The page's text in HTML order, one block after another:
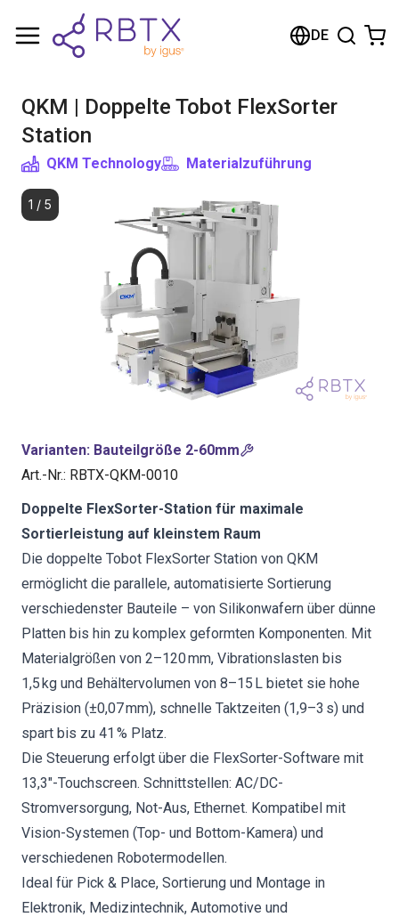
DE
QKM | Doppelte Tobot FlexSorter
Station
QKM Technology Materialzuführung
1 / 5
Varianten: Bauteilgröße 2-60mm
Art.-Nr.: RBTX-QKM-0010
Doppelte FlexSorter-Station für maximale
Sortierleistung auf kleinstem Raum
Die doppelte Tobot FlexSorter Station von QKM
ermöglicht die parallele, automatisierte Sortierung
verschiedenster Bauteile – von Silikonwafern über dünne
Platten bis hin zu komplex geformten Komponenten. Mit
Materialgrößen von 2–120 mm, Vibrationslasten bis
1,5 kg und Behältervolumen von 8–15 L bietet sie hohe
Präzision (±0,07 mm), schnelle Taktzeiten (1,9–3 s) und
spart bis zu 41 % Platz.
Die Steuerung erfolgt über die FlexSorter-Software mit
13,3″-Touchscreen. Schnittstellen: AC/DC-
Stromversorgung, Not-Aus, Ethernet. Kompatibel mit
Vision-Systemen (Top- und Bottom-Kamera) und
verschiedenen Robotermodellen.
Ideal für Pick & Place, Sortierung und Montage in
Elektronik, Medizintechnik, Automotive und
Warenkorb
Im Shop stöbern